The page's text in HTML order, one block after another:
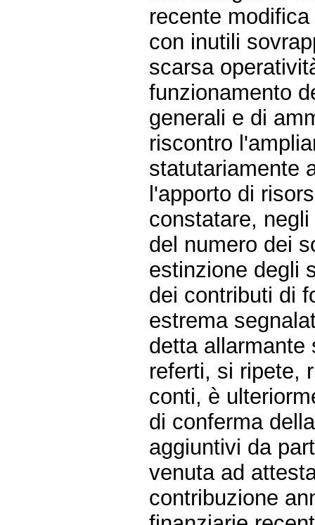
recente
con inutili
scarsa
funzionamento
generali e di
riscontro
statutariamente
l'apporto di
constatare,
del numero dei
estinzione degli
dei contributi di
estrema
detta
referti, si ripete,
conti, è
di conferma
aggiuntivi da
venuta ad
contribuzione